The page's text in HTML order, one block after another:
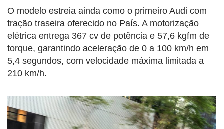
O modelo estreia ainda como o primeiro Audi com
tração traseira oferecido no País. A motorização
elétrica entrega 367 cv de potência e 57,6 kgfm de
torque, garantindo aceleração de 0 a 100 km/h em
5,4 segundos, com velocidade máxima limitada a
210 km/h.